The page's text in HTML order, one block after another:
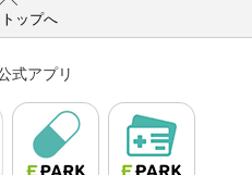
ップへ